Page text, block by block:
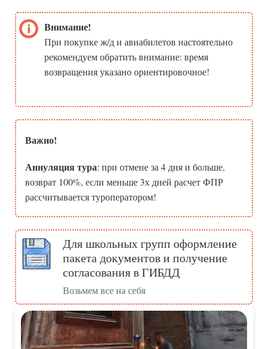
Внимание!
При покупке ж/д и авиабилетов настоятельно
рекомендуем обратить внимание: время
возвращения указано ориентировочное!
Важно!
Аннуляция тура: при отмене за 4 дня и больше,
возврат 100%, если меньше 3х дней расчет ФПР
рассчитывается туроператором!
Для школьных групп оформление
пакета документов и получение
согласования в ГИБДД
Возьмем все на себя